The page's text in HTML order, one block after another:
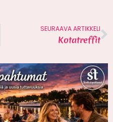
SEURAAVA ARTIKKELI
Kotatreffit